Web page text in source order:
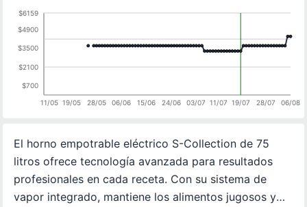
11/05 19/05 28/05 06/06 15/06 24/06 03/07 11/07 19/07 28/07 06/08
$700
$2100
$3500
$4900
$6159
El horno empotrable eléctrico S-Collection de 75
litros ofrece tecnología avanzada para resultados
profesionales en cada receta. Con su sistema de
vapor integrado, mantiene los alimentos jugosos y